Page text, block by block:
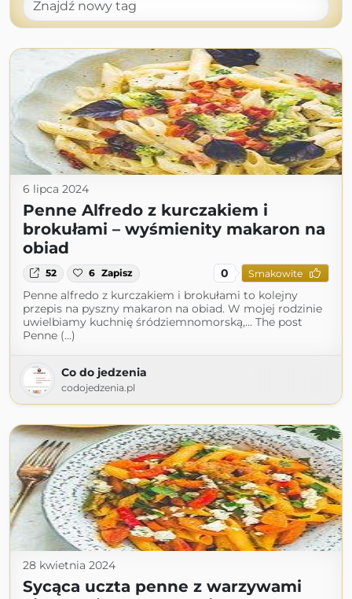
6 lipca 2024
Penne Alfredo z kurczakiem i
brokułami – wyśmienity makaron na
obiad
52 6 Zapisz 0 Smakowite
Penne alfredo z kurczakiem i brokułami to kolejny
przepis na pyszny makaron na obiad. W mojej rodzinie
uwielbiamy kuchnię śródziemnomorską,… The post
Penne (...)
Co do jedzenia
codojedzenia.pl
28 kwietnia 2024
Sycąca uczta penne z warzywami